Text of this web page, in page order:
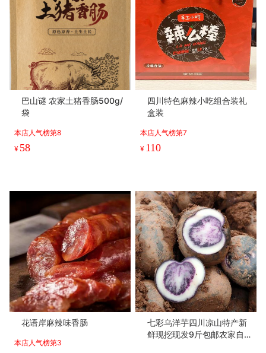
巴山谜 农家土猪香肠500g/
袋
本店人气榜第8
¥ 58
四川特色麻辣小吃组合装礼
盒装
本店人气榜第7
¥ 110
花语岸麻辣味香肠
本店人气榜第3
七彩乌洋芋四川凉山特产新
鲜现挖现发9斤包邮农家自